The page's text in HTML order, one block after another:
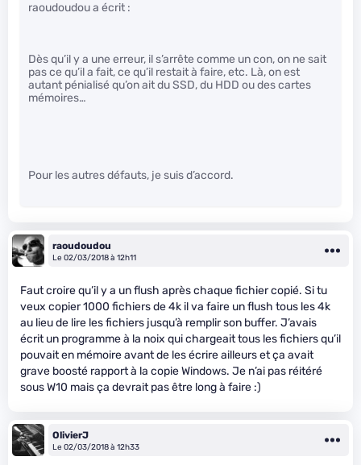
raoudoudou a écrit :
Dès qu’il y a une erreur, il s’arrête comme un con, on ne sait
pas ce qu’il a fait, ce qu’il restait à faire, etc. Là, on est
autant pénialisé qu’on ait du SSD, du HDD ou des cartes
mémoires…
Pour les autres défauts, je suis d’accord.
raoudoudou
Le 02/03/2018 à 12h11
Faut croire qu’il y a un flush après chaque fichier copié. Si tu
veux copier 1000 fichiers de 4k il va faire un flush tous les 4k
au lieu de lire les fichiers jusqu’à remplir son buffer. J’avais
écrit un programme à la noix qui chargeait tous les fichiers qu’il
pouvait en mémoire avant de les écrire ailleurs et ça avait
grave boosté rapport à la copie Windows. Je n’ai pas réitéré
sous W10 mais ça devrait pas être long à faire :)
OlivierJ
Le 02/03/2018 à 12h33